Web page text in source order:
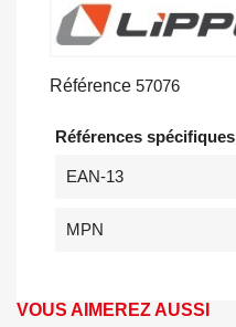
Référence 57076
Références spécifiques
EAN-13
MPN
VOUS AIMEREZ AUSSI